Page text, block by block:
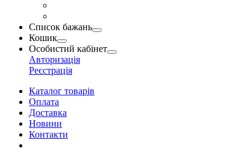
Список бажань
Кошик
Особистий кабінет
Авторизація
Реєстрація
Каталог товарів
Оплата
Доставка
Новини
Контакти